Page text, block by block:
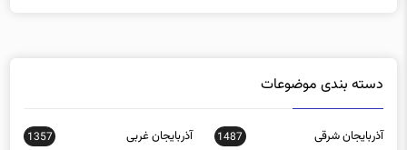
دسته بندی موضوعات